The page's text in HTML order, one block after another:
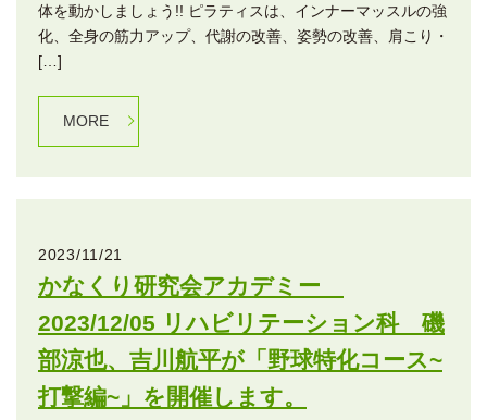
体を動かしましょう!! ピラティスは、インナーマッスルの強
化、全身の筋力アップ、代謝の改善、姿勢の改善、肩こり・
[…]
MORE
2023/11/21
かなくり研究会アカデミー
2023/12/05 リハビリテーション科 磯
部涼也、吉川航平が「野球特化コース~
打撃編~」を開催します。